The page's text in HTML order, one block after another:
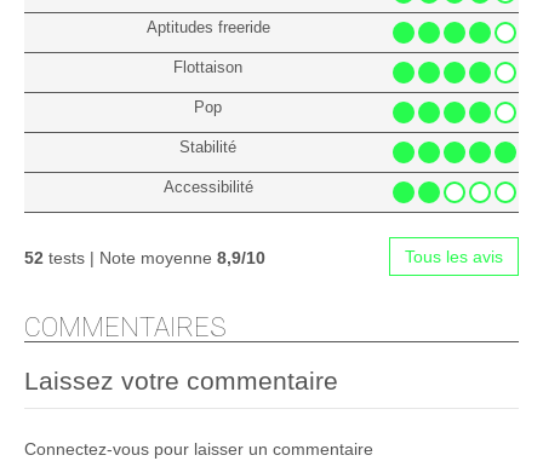
Aptitudes freeride
Flottaison
Pop
Stabilité
Accessibilité
52 tests | Note moyenne 8,9/10 Tous les avis
COMMENTAIRES
Laissez votre commentaire
Connectez-vous pour laisser un commentaire